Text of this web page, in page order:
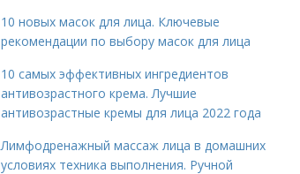
10 новых масок для лица. Ключевые
рекомендации по выбору масок для лица
10 самых эффективных ингредиентов
антивозрастного крема. Лучшие
антивозрастные кремы для лица 2022 года
Лимфодренажный массаж лица в домашних
условиях техника выполнения. Ручной